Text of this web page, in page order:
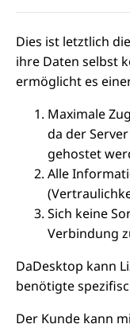
Dies ist letztlich
ihre Daten selbst
ermöglicht es
Maximale
da der
gehostet
Alle
Sich keine
Verbindung
DaDesktop kann
benötigte
Der Kunde kann